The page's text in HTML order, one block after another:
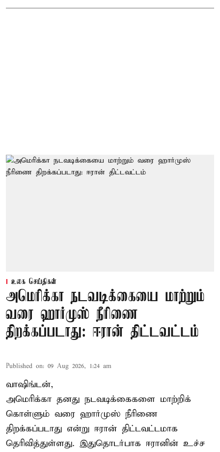
உலக செய்திகள்
அமெரிக்கா நடவடிக்கையை மாற்றும்
வரை ஹார்முஸ் நீரிணை
திறக்கப்படாது: ஈரான் திட்டவட்டம்
Published on: 09 Aug 2026, 1:24 am
வாஷிங்டன்,
அமெரிக்கா தனது நடவடிக்கைகளை மாற்றிக்
கொள்ளும் வரை ஹார்முஸ் நீரிணை
திறக்கப்படாது என்று ஈரான் திட்டவட்டமாக
தெரிவித்துள்ளது. இதுதொடர்பாக ஈரானின் உச்ச